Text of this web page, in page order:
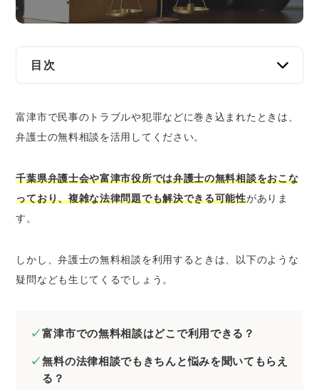
債権回収
IT・ネット
企業法務
目次
千葉県弁護士会の無料法律相談
法テラスの無料法律相談
富津市の弁護士に分野別の無料法律相談をした
したいとき
したいとき
したいとき
富津市の弁護士に債権回収の無料法律相談を
富津市で民事のトラブルや犯罪などに巻き込まれたときは、
弁護士の無料相談を活用してください。
千葉県弁護士会や富津市役所では弁護士の無料相談をおこな
っており、複雑な法律問題でも解決できる可能性がありま
す。
しかし、弁護士の無料相談を利用するときは、以下のような
疑問なども生じてくるでしょう。
富津市での無料相談はどこで利用できる？
無料の法律相談でもきちんと悩みを聞いてもらえ
る？